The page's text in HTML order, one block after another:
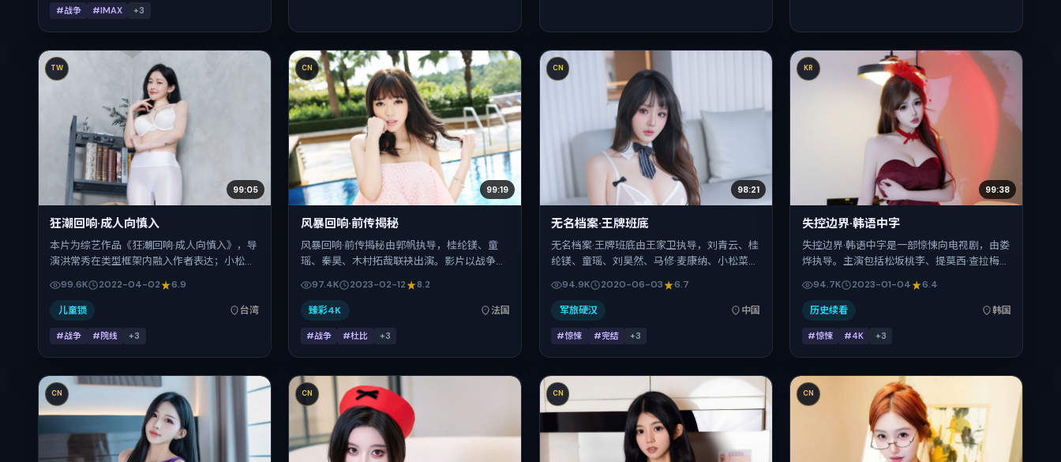
钟。
#战争 #IMAX +3
TW
99:05
狂潮回响·成人向慎入
本片为综艺作品《狂潮回响·成人向慎入》，导
演洪常秀在类型框架内融入作者表达；小松菜
在片中承担多重关系线。故事类型为战争，主
拍摄地与出品背景为中国台湾。上映时间
02），全片169分钟，节奏张弛有度。
99.6K 2022-04-02 6.9
儿童锁 台湾
#战争 #院线 +3
CN
99:19
风暴回响·前传揭秘
风暴回响·前传揭秘由郭帆执导，桂纶镁、童
瑶、秦昊、木村拓哉联袂出演。影片以战争为
下的群像碰撞推进人物抉择与反转。2023年2
月12日于法国首映（春节档前后），片长131分
97.4K 2023-02-12 8.2
臻彩4K 法国
#战争 #杜比 +3
CN
98:21
无名档案·王牌班底
无名档案·王牌班底由王家卫执导，刘青云、桂
纶镁、童瑶、刘昊然、马修·麦康纳、小松菜奈
定在中国大陆，借当代中国的现实肌理推进人
物抉择与反转。2020年6月3日于中国大陆首
与细腻表演的观众。
94.9K 2020-06-03 6.7
军旅硬汉 中国
#惊悚 #完结 +3
KR
99:38
失控边界·韩语中字
失控边界·韩语中字是一部惊悚向电视剧，由娄
烨执导。主演包括松坂桃李、提莫西·查拉梅、
2023年春节档前后与观众见面，首映日期
2023-01-04，正片时长120分钟。
94.7K 2023-01-04 6.4
历史续看 韩国
#惊悚 #4K +3
CN CN CN CN